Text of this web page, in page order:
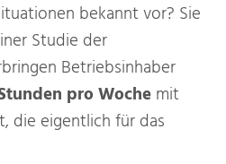
bekannt vor? Sie
Studie der
Betriebsinhaber
pro Woche mit
die eigentlich für das